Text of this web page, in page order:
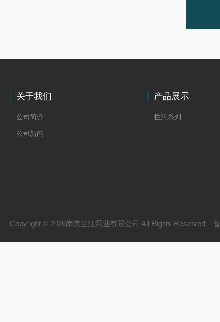
关于我们
公司简介
公司新闻
产品展示
拦污系列
Copyright © 2026南京兰江泵业有限公司 All Rights Reserved